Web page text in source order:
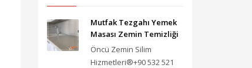
Mutfak Tezgahı Yemek
Masası Zemin Temizliği
Öncü Zemin Silim
Hizmetleri®+90 532 521